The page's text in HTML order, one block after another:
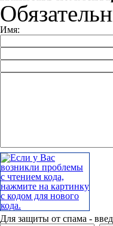
Имя:
Для защиты от спама -